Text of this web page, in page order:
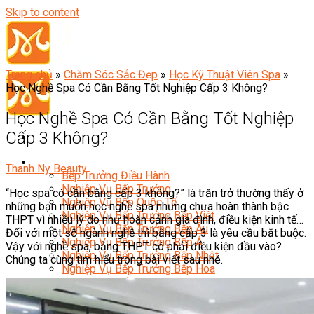
Skip to content
Đầu Bếp
Bếp Trưởng Điều Hành
Nghiệp Vụ Bếp Trưởng
Nghiệp Vụ Bếp Quốc Tế
Nghiệp Vụ Bếp Trưởng Bếp Việt
Nghiệp Vụ Bếp Trưởng Bếp Âu
Nghiệp Vụ Bếp Trưởng Bếp Á
Nghiệp Vụ Bếp Trưởng Bếp Nhật
Nghiệp Vụ Bếp Trưởng Bếp Hoa
Nghiệp Vụ Bếp Hàn
Nghiệp Vụ Bếp Thái
Nghiệp Vụ Bếp Chay
Trang chủ » Chăm Sóc Sắc Đẹp » Học Kỹ Thuật Viên Spa »
Học Nghề Spa Có Cần Bằng Tốt Nghiệp Cấp 3 Không?
Học Nghề Spa Có Cần Bằng Tốt Nghiệp
Cấp 3 Không?
Thanh Ny Beauty
“Học spa có cần bằng cấp 3 không?” là trăn trở thường thấy ở
những bạn muốn học nghề spa nhưng chưa hoàn thành bậc
THPT vì nhiều lý do như hoàn cảnh gia đình, điều kiện kinh tế…
Đối với một số ngành nghề thì bằng cấp 3 là yêu cầu bắt buộc.
Vậy với nghề spa, bằng THPT có phải điều kiện đầu vào?
Chúng ta cùng tìm hiểu trong bài viết sau nhé.